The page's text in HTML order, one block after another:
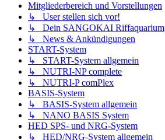
Mitgliederbereich und Vorstellungen
↳ User stellen sich vor!
↳ Dein SANGOKAI Riffaquarium
↳ News & Ankündigungen
START-System
↳ START-System allgemein
↳ NUTRI-NP complete
↳ NUTRI-P comPlex
BASIS-System
↳ BASIS-System allgemein
↳ NANO BASIS System
HED SPS- und NRG-System
↳ HED/NRG-System allgemein